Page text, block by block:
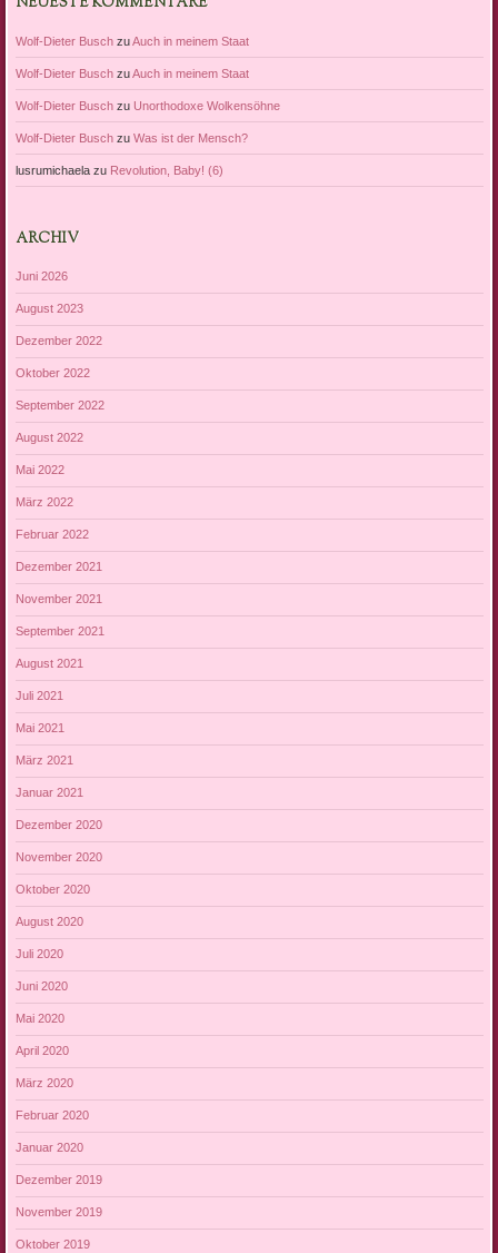
Wolf-Dieter BuschzuAuch in meinem Staat
Wolf-Dieter BuschzuAuch in meinem Staat
Wolf-Dieter Buschzu Unorthodoxe Wolkensöhne
Wolf-Dieter Buschzu Was ist der Mensch?
lusrumichaelazu Revolution, Baby! (6)
ARCHIV
Juni 2026
August 2023
Dezember 2022
Oktober 2022
September 2022
August 2022
Mai 2022
März 2022
Februar 2022
Dezember 2021
November 2021
September 2021
August 2021
Juli 2021
Mai 2021
März 2021
Januar 2021
Dezember 2020
November 2020
Oktober 2020
August 2020
Juli 2020
Juni 2020
Mai 2020
April 2020
März 2020
Februar 2020
Januar 2020
Dezember 2019
November 2019
Oktober 2019